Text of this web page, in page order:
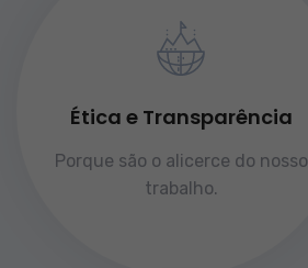
Ética e Transparência
Porque são o alicerce do nosso
trabalho.